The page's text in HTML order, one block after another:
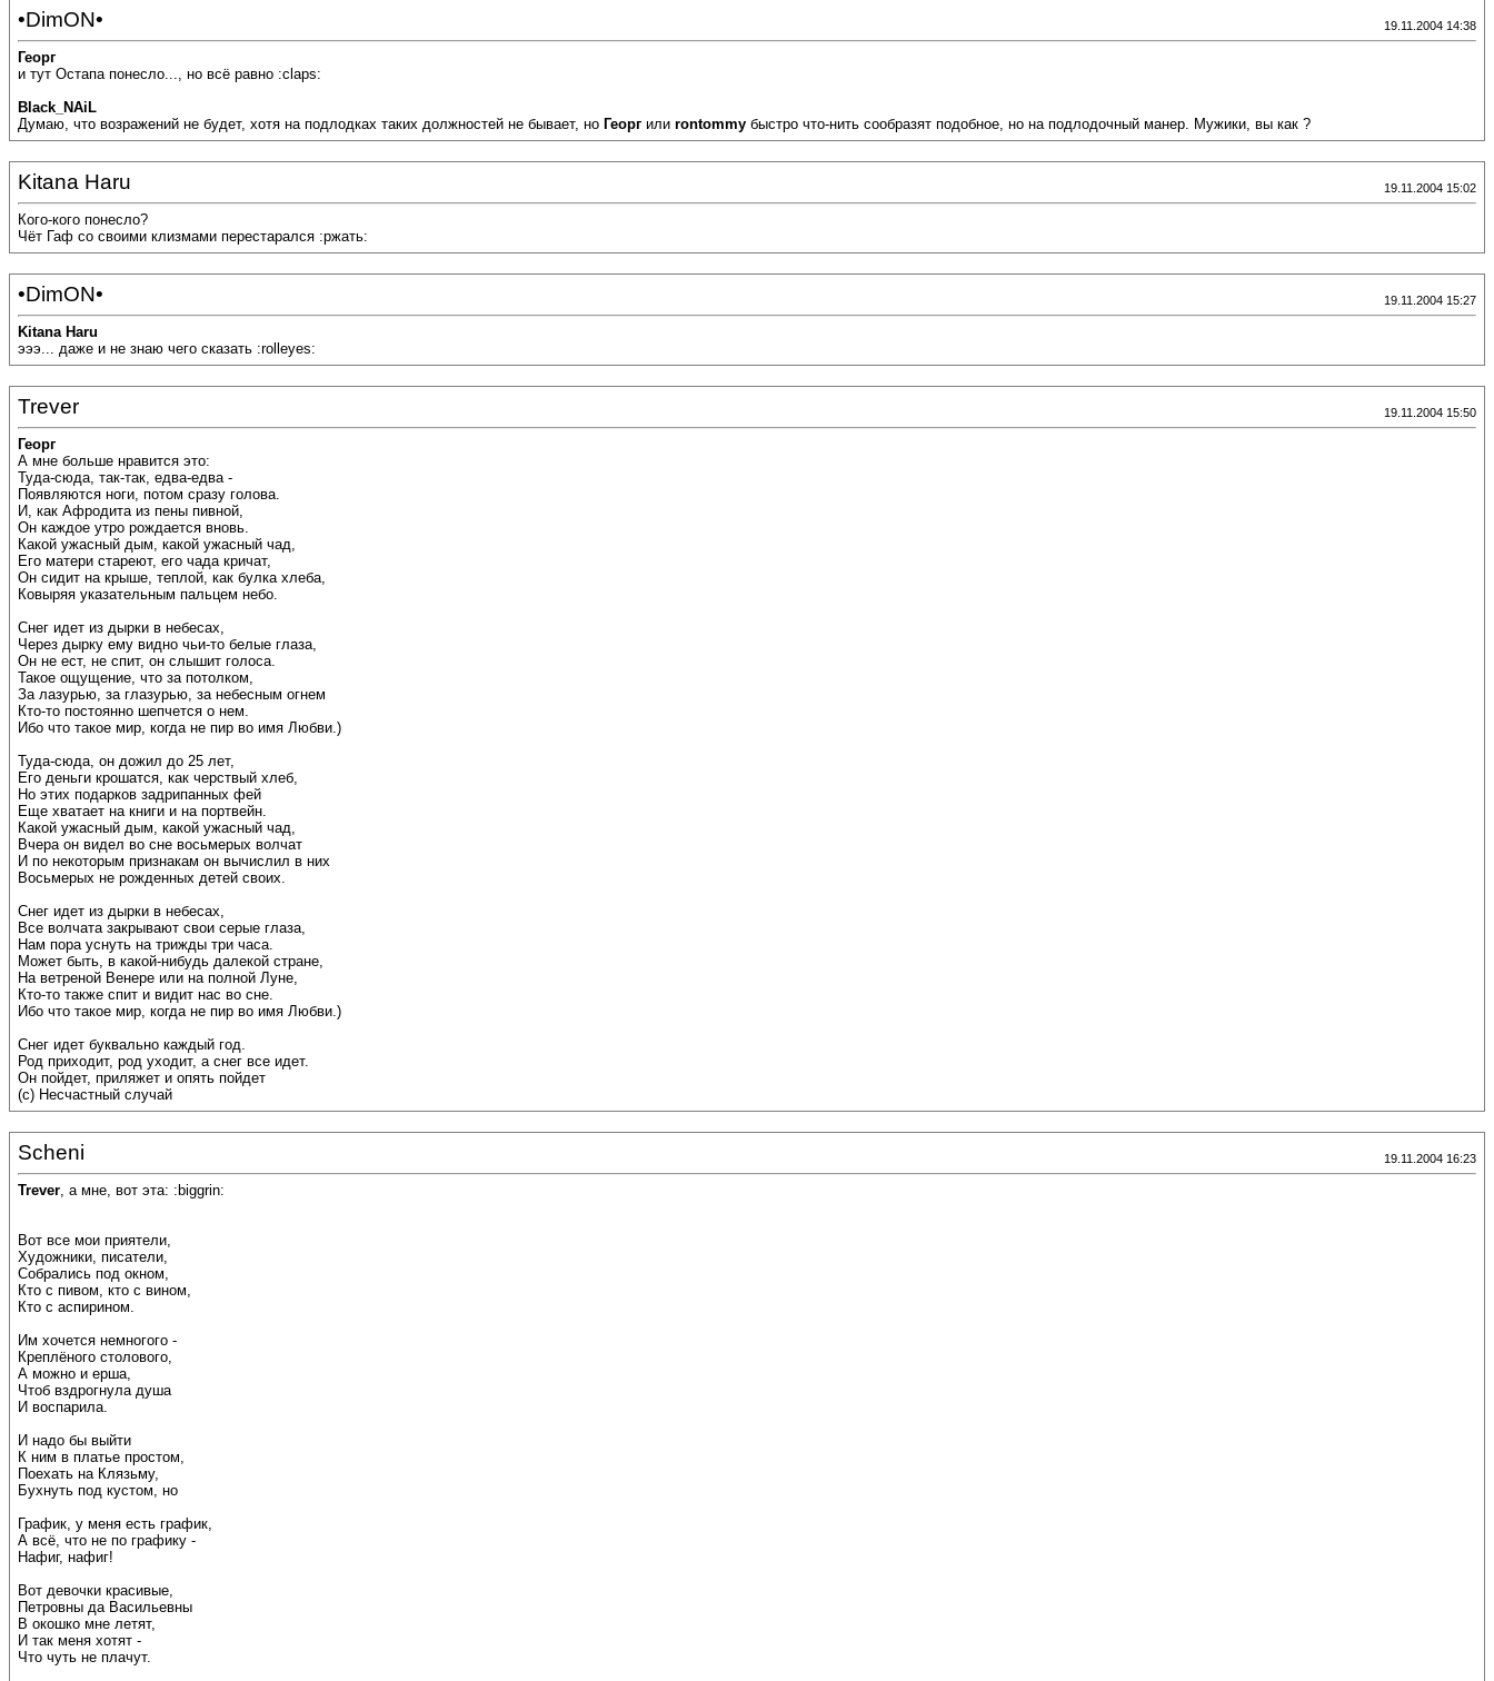
•DimON• 19.11.2004 14:38
Георг
и тут Остапа понесло..., но всё равно :claps:
Black_NAiL
Думаю, что возражений не будет, хотя на подлодках таких должностей не бывает, но Георг или rontommy быстро что-нить сообразят подобное, но на подлодочный манер. Мужики, вы как ?
Kitana Haru 19.11.2004 15:02
Кого-кого понесло?
Чёт Гаф со своими клизмами перестарался :ржать:
•DimON• 19.11.2004 15:27
Kitana Haru
эээ... даже и не знаю чего сказать :rolleyes:
Trever 19.11.2004 15:50
Георг
А мне больше нравится это:
Туда-сюда, так-так, едва-едва -
Появляются ноги, потом сразу голова.
И, как Афродита из пены пивной,
Он каждое утро рождается вновь.
Какой ужасный дым, какой ужасный чад,
Его матери стареют, его чада кричат,
Он сидит на крыше, теплой, как булка хлеба,
Ковыряя указательным пальцем небо.
Снег идет из дырки в небесах,
Через дырку ему видно чьи-то белые глаза,
Он не ест, не спит, он слышит голоса.
Такое ощущение, что за потолком,
За лазурью, за глазурью, за небесным огнем
Кто-то постоянно шепчется о нем.
Ибо что такое мир, когда не пир во имя Любви.)
Туда-сюда, он дожил до 25 лет,
Его деньги крошатся, как черствый хлеб,
Но этих подарков задрипанных фей
Еще хватает на книги и на портвейн.
Какой ужасный дым, какой ужасный чад,
Вчера он видел во сне восьмерых волчат
И по некоторым признакам он вычислил в них
Восьмерых не рожденных детей своих.
Снег идет из дырки в небесах,
Все волчата закрывают свои серые глаза,
Нам пора уснуть на трижды три часа.
Может быть, в какой-нибудь далекой стране,
На ветреной Венере или на полной Луне,
Кто-то также спит и видит нас во сне.
Ибо что такое мир, когда не пир во имя Любви.)
Снег идет буквально каждый год.
Род приходит, род уходит, а снег все идет.
Он пойдет, приляжет и опять пойдет
(с) Несчастный случай
Scheni 19.11.2004 16:23
Trever, а мне, вот эта: :biggrin:
Вот все мои приятели,
Художники, писатели,
Собрались под окном,
Кто с пивом, кто с вином,
Кто с аспирином.
Им хочется немногого -
Креплёного столового,
А можно и ерша,
Чтоб вздрогнула душа
И воспарила.
И надо бы выйти
К ним в платье простом,
Поехать на Клязьму,
Бухнуть под кустом, но
График, у меня есть график,
А всё, что не по графику -
Нафиг, нафиг!
Вот девочки красивые,
Петровны да Васильевны
В окошко мне летят,
И так меня хотят -
Что чуть не плачут.